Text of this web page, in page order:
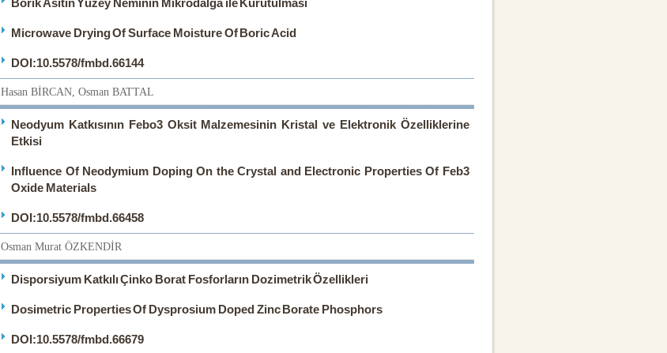
Borik Asitin Yüzey Neminin Mikrodalga ile Kurutulması
Microwave Drying Of Surface Moisture Of Boric Acid
DOI:10.5578/fmbd.66144
Hasan BİRCAN, Osman BATTAL
Neodyum Katkısının Febo3 Oksit Malzemesinin Kristal ve Elektronik Özelliklerine
Etkisi
Influence Of Neodymium Doping On the Crystal and Electronic Properties Of Feb3
Oxide Materials
DOI:10.5578/fmbd.66458
Osman Murat ÖZKENDİR
Disporsiyum Katkılı Çinko Borat Fosforların Dozimetrik Özellikleri
Dosimetric Properties Of Dysprosium Doped Zinc Borate Phosphors
DOI:10.5578/fmbd.66679